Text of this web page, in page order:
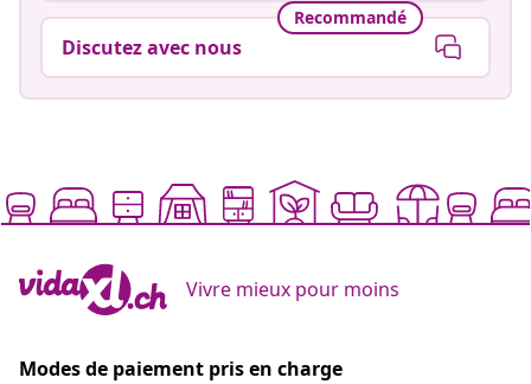
Recommandé
Discutez avec nous
Vivre mieux pour moins
Modes de paiement pris en charge